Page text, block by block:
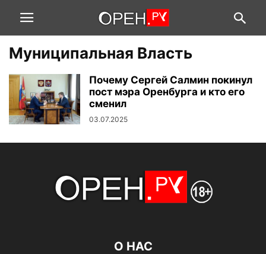
Муниципальная Власть
Почему Сергей Салмин покинул
пост мэра Оренбурга и кто его
сменил
03.07.2025
О НАС